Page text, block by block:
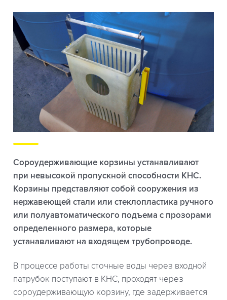
Сороудерживающие корзины устанавливают
при невысокой пропускной способности КНС.
Корзины представляют собой сооружения из
нержавеющей стали или стеклопластика ручного
или полуавтоматического подъема с прозорами
определенного размера, которые
устанавливают на входящем трубопроводе.
В процессе работы сточные воды через входной
патрубок поступают в КНС, проходят через
сороудерживающую корзину, где задерживается